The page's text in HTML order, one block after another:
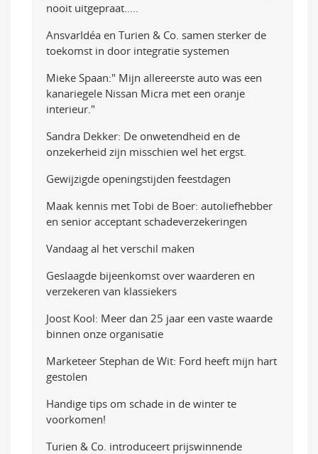
nooit uitgepraat…..
AnsvarIdéa en Turien & Co. samen sterker de
toekomst in door integratie systemen
Mieke Spaan:" Mijn allereerste auto was een
kanariegele Nissan Micra met een oranje
interieur."
Sandra Dekker: De onwetendheid en de
onzekerheid zijn misschien wel het ergst.
Gewijzigde openingstijden feestdagen
Maak kennis met Tobi de Boer: autoliefhebber
en senior acceptant schadeverzekeringen
Vandaag al het verschil maken
Geslaagde bijeenkomst over waarderen en
verzekeren van klassiekers
Joost Kool: Meer dan 25 jaar een vaste waarde
binnen onze organisatie
Marketeer Stephan de Wit: Ford heeft mijn hart
gestolen
Handige tips om schade in de winter te
voorkomen!
Turien & Co. introduceert prijswinnende